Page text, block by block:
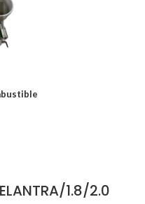
1.8/2.0